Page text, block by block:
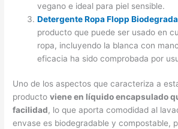
vegano e ideal para piel sensible.
Detergente Ropa Flopp
producto que puede ser usado en
ropa, incluyendo la blanca con
eficacia ha sido comprobada por
Uno de los aspectos que caracteriza a
productoviene en líquido encapsulado
facilidad, lo que aporta comodidad al
envase es biodegradable y compostable,